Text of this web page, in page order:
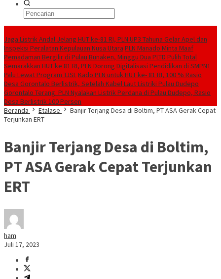
Jaga Listrik Andal Jelang HUT ke-81 RI, PLN UP3 Tahuna Gelar Apel dan
Inspeksi Peralatan Kepulauan Nusa Utara PLN Manado Minta Maaf
Pemadaman Bergilir di Pulau Bunaken, Minggu Dua PLTD Pulih Total
Semarakkan HUT ke 81 RI, PLN Dorong Digitalisasi Pendidikan di SMPN1
Palu Lewat Program TJSLKado PLN untuk HUT ke- 81 RI, 100 % Rasio
Desa Gorontalo Berlistrik, Setelah Kabel Laut Listriki Pulau Dudepo
Gorontalo Terang. PLN Nyalakan Listrik Perdana di Pulau Dudepo, Rasio
Desa Berlistrik 100 Persen
Beranda
Etalase
Banjir Terjang Desa di Boltim, PT ASA Gerak Cepat
Terjunkan ERT
Banjir Terjang Desa di Boltim,
PT ASA Gerak Cepat Terjunkan
ERT
ham
Juli 17, 2023